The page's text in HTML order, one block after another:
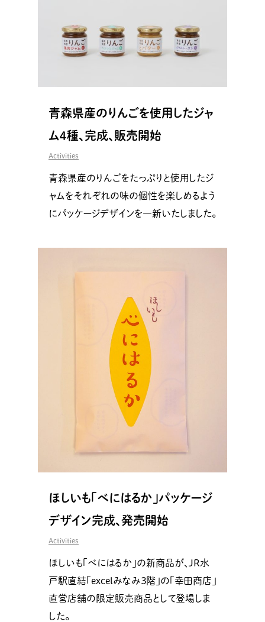
青森県産のりんごを使用したジャ
ム４種、完成、販売開始
Activities
青森県産のりんごをたっぷりと使用したジ
ャムをそれぞれの味の個性を楽しめるよう
にパッケージデザインを一新いたしました。
ほしいも「べにはるか」パッケージ
デザイン完成、発売開始
Activities
ほしいも「べにはるか」の新商品が、JR水
戸駅直結「excelみなみ３階」の「幸田商店」
直営店舗の限定販売商品として登場しま
した。